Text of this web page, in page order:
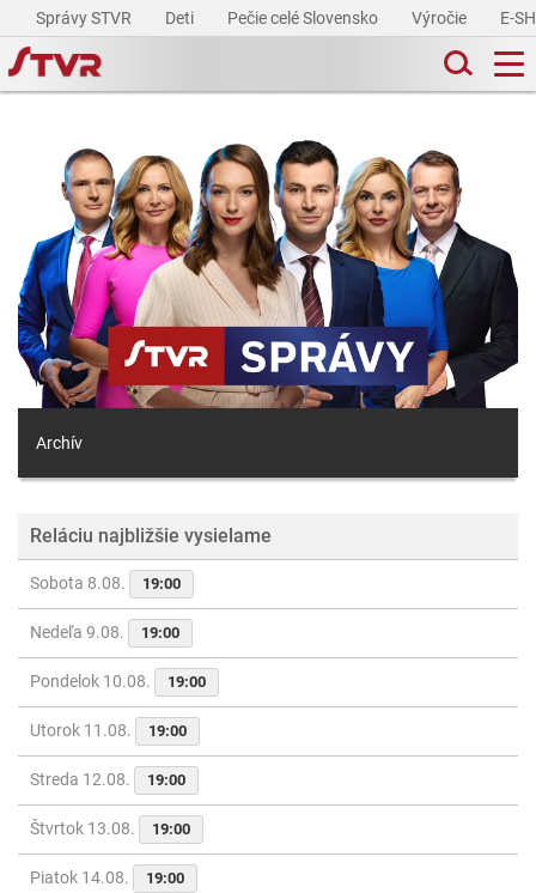
Správy STVR Deti Pečie celé Slovensko Výročie E-
Archív
Reláciu najbližšie vysielame
Sobota 8.08. 19:00
Nedeľa 9.08. 19:00
Pondelok 10.08. 19:00
Utorok 11.08. 19:00
Streda 12.08. 19:00
Štvrtok 13.08. 19:00
Piatok 14.08. 19:00